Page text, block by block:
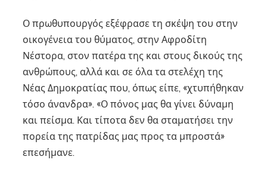
Ο πρωθυπουργός εξέφρασε τη σκέψη του στην
οικογένεια του θύματος, στην Αφροδίτη
Νέστορα, στον πατέρα της και στους δικούς της
ανθρώπους, αλλά και σε όλα τα στελέχη της
Νέας Δημοκρατίας που, όπως είπε, «χτυπήθηκαν
τόσο άνανδρα». «Ο πόνος μας θα γίνει δύναμη
και πείσμα. Και τίποτα δεν θα σταματήσει την
πορεία της πατρίδας μας προς τα μπροστά»
επεσήμανε.